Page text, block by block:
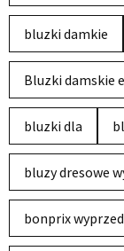
bluzki damkie
Bluzki damskie
bluzki dla
bluzy dresowe
bonprix